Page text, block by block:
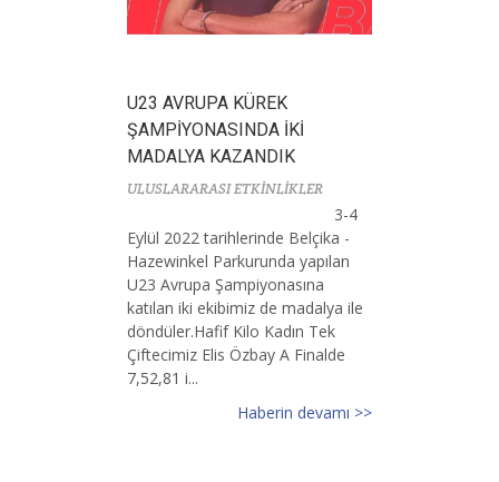
U23 AVRUPA KÜREK
ŞAMPİYONASINDA İKİ
MADALYA KAZANDIK
ULUSLARARASI ETKİNLİKLER
3-4
Eylül 2022 tarihlerinde Belçika -
Hazewinkel Parkurunda yapılan
U23 Avrupa Şampiyonasına
katılan iki ekibimiz de madalya ile
döndüler.Hafif Kilo Kadın Tek
Çiftecimiz Elis Özbay A Finalde
7,52,81 i...
Haberin devamı >>